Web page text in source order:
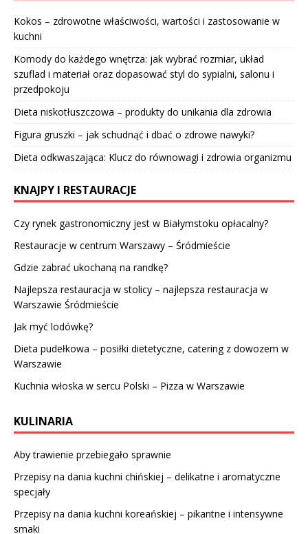
Kokos – zdrowotne właściwości, wartości i zastosowanie w
kuchni
Komody do każdego wnętrza: jak wybrać rozmiar, układ
szuflad i materiał oraz dopasować styl do sypialni, salonu i
przedpokoju
Dieta niskotłuszczowa – produkty do unikania dla zdrowia
Figura gruszki – jak schudnąć i dbać o zdrowe nawyki?
Dieta odkwaszająca: Klucz do równowagi i zdrowia organizmu
KNAJPY I RESTAURACJE
Czy rynek gastronomiczny jest w Białymstoku opłacalny?
Restauracje w centrum Warszawy – Śródmieście
Gdzie zabrać ukochaną na randkę?
Najlepsza restauracja w stolicy – najlepsza restauracja w
Warszawie Śródmieście
Jak myć lodówkę?
Dieta pudełkowa – posiłki dietetyczne, catering z dowozem w
Warszawie
Kuchnia włoska w sercu Polski – Pizza w Warszawie
KULINARIA
Aby trawienie przebiegało sprawnie
Przepisy na dania kuchni chińskiej – delikatne i aromatyczne
specjały
Przepisy na dania kuchni koreańskiej – pikantne i intensywne
smaki